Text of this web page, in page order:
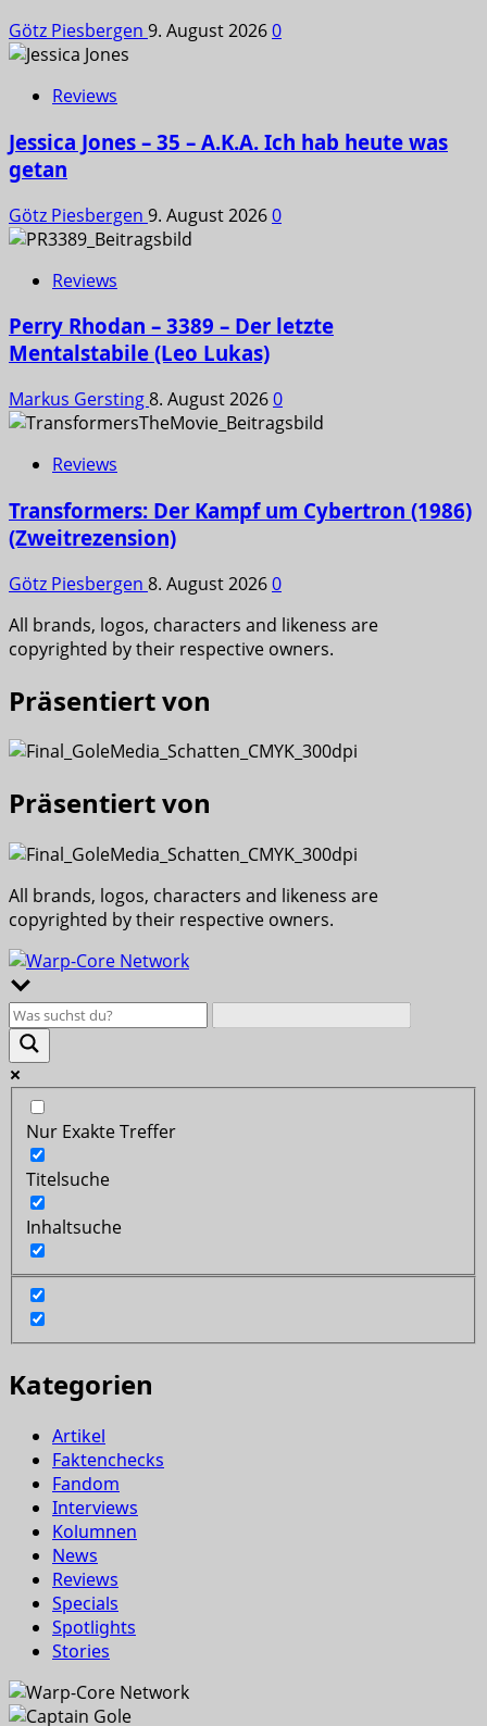
Götz Piesbergen 9. August 20260
Reviews
Jessica Jones – 35 – A.K.A. Ich hab heute was
getan
Götz Piesbergen 9. August 20260
Reviews
Perry Rhodan – 3389 – Der letzte
Mentalstabile (Leo Lukas)
Markus Gersting8. August 20260
Reviews
Transformers: Der Kampf um Cybertron (1986)
(Zweitrezension)
Götz Piesbergen 8. August 20260
All brands, logos, characters and likeness are
copyrighted by their respective owners.
Präsentiert von
Präsentiert von
All brands, logos, characters and likeness are
copyrighted by their respective owners.
Nur Exakte Treffer
Titelsuche
Inhaltsuche
Kategorien
Artikel
Faktenchecks
Fandom
Interviews
Kolumnen
News
Reviews
Specials
Spotlights
Stories